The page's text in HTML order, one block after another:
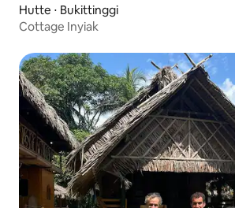
Hutte ⋅ Bukittinggi
Cottage Inyiak